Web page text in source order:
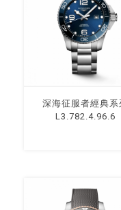
深海征服者經典系
L3.782.4.96.6